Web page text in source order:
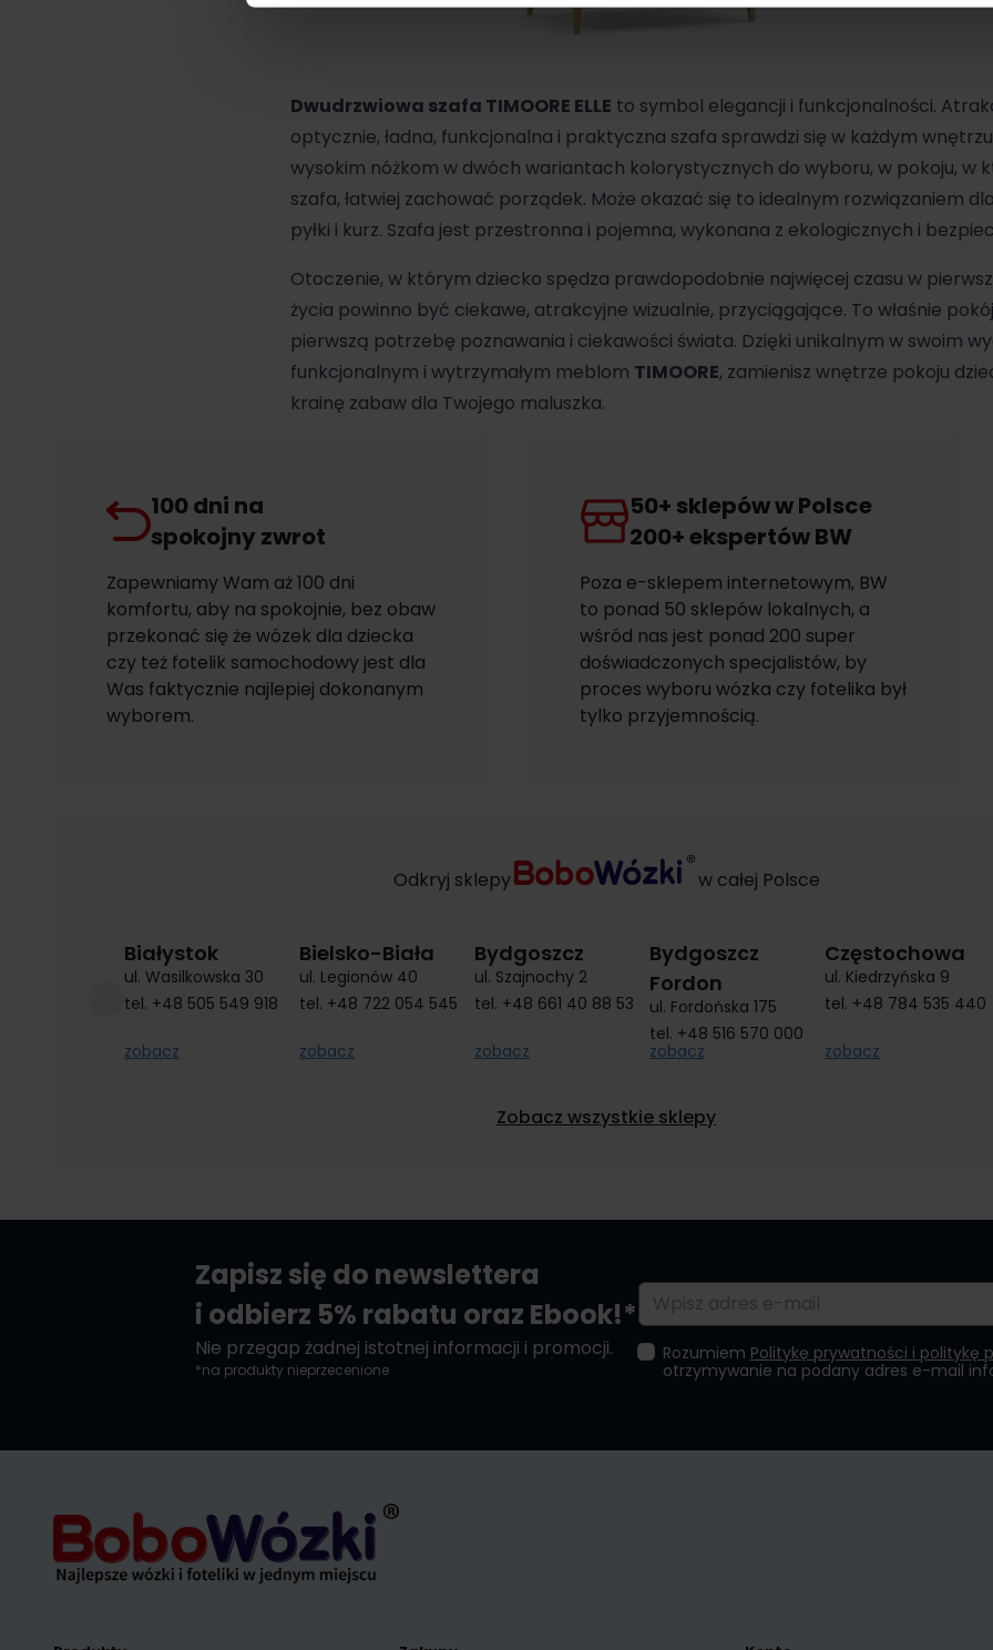
Dwudrzwiowa szafa TIMOORE ELLE to symbol elegancji i funkcjonalności.
optycznie, ładna, funkcjonalna i praktyczna szafa sprawdzi się w każdym
wysokim nóżkom w dwóch wariantach kolorystycznych do wyboru, w pokoju, w
szafa, łatwiej zachować porządek. Może okazać się to idealnym rozwiązaniem
pyłki i kurz. Szafa jest przestronna i pojemna, wykonana z ekologicznych i
Otoczenie, w którym dziecko spędza prawdopodobnie najwięcej czasu w
życia powinno być ciekawe, atrakcyjne wizualnie, przyciągające. To właśnie
pierwszą potrzebę poznawania i ciekawości świata. Dzięki unikalnym w swoim
funkcjonalnym i wytrzymałym meblom TIMOORE, zamienisz wnętrze pokoju
krainę zabaw dla Twojego maluszka.
100 dni na
spokojny zwrot
Zapewniamy Wam aż 100 dni
komfortu, aby na spokojnie, bez obaw
przekonać się że wózek dla dziecka
czy też fotelik samochodowy jest dla
Was faktycznie najlepiej dokonanym
wyborem.
50+ sklepów w Polsce
200+ ekspertów BW
Poza e-sklepem internetowym, BW
to ponad 50 sklepów lokalnych, a
wśród nas jest ponad 200 super
doświadczonych specjalistów, by
proces wyboru wózka czy fotelika był
tylko przyjemnością.
Odkryj sklepy w całej Polsce
Białystok
ul. Wasilkowska 30
tel. +48 505 549 918
zobacz
Bielsko-Biała
ul. Legionów 40
tel. +48 722 054 545
zobacz
Bydgoszcz
ul. Szajnochy 2
tel. +48 661 40 88 53
zobacz
Bydgoszcz
Fordon
ul. Fordońska 175
tel. +48 516 570 000
zobacz
Częstochowa
ul. Kiedrzyńska 9
tel. +48 784 535 440
zobacz
Zobacz wszystkie sklepy
Zapisz się do newslettera
i odbierz 5% rabatu oraz Ebook!*
Nie przegap żadnej istotnej informacji i promocji.
*na produkty nieprzecenione
Adres e-mail
Rozumiem Politykę prywatności i politykę
otrzymywanie na podany adres e-mail